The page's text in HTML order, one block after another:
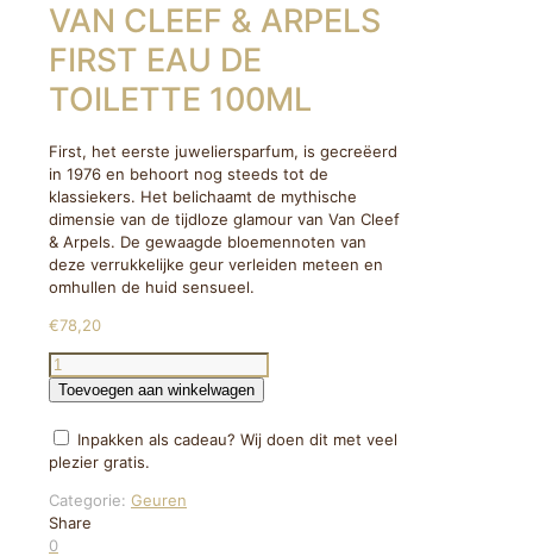
VAN CLEEF & ARPELS
FIRST EAU DE
TOILETTE 100ML
First, het eerste juweliersparfum, is gecreëerd
in 1976 en behoort nog steeds tot de
klassiekers. Het belichaamt de mythische
dimensie van de tijdloze glamour van Van Cleef
& Arpels. De gewaagde bloemennoten van
deze verrukkelijke geur verleiden meteen en
omhullen de huid sensueel.
€78,20
VAN
CLEEF
&
ARPELS
FIRST
EAU
DE
TOILETTE
100ML
Toevoegen aan winkelwagen
Inpakken als cadeau? Wij doen dit met veel
plezier gratis.
Categorie: Geuren
Share
0